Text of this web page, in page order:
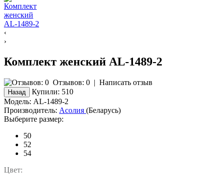
‹
›
Комплект женский AL-1489-2
Отзывов: 0 | Написать отзыв
Купили: 510
Модель: AL-1489-2
Производитель: Асолия (Беларусь)
Выберите размер:
50
52
54
Цвет: